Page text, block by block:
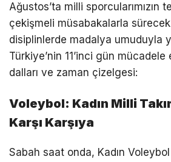
Ağustos’ta milli sporcularımızın
çekişmeli müsabakalarla
disiplinlerde madalya umuduyla
Türkiye’nin 11’inci gün
dalları ve zaman çizelgesi:
Voleybol: Kadın Milli
Karşı Karşıya
Sabah saat onda, Kadın Voleybol